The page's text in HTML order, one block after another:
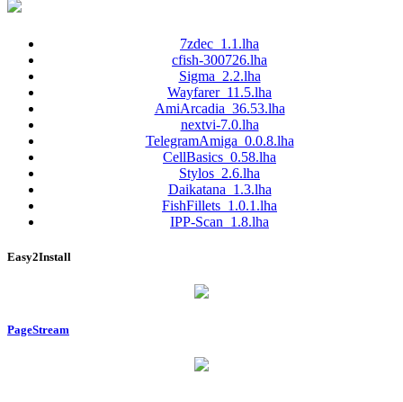
7zdec_1.1.lha
cfish-300726.lha
Sigma_2.2.lha
Wayfarer_11.5.lha
AmiArcadia_36.53.lha
nextvi-7.0.lha
TelegramAmiga_0.0.8.lha
CellBasics_0.58.lha
Stylos_2.6.lha
Daikatana_1.3.lha
FishFillets_1.0.1.lha
IPP-Scan_1.8.lha
Easy2Install
PageStream